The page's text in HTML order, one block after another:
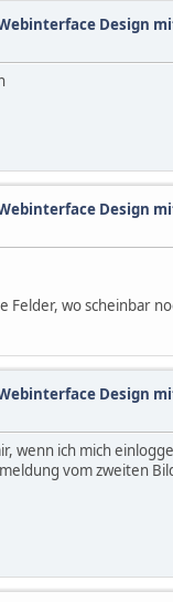
Design
Design
Felder, wo scheinbar
Design
wenn ich mich
vom zweiten